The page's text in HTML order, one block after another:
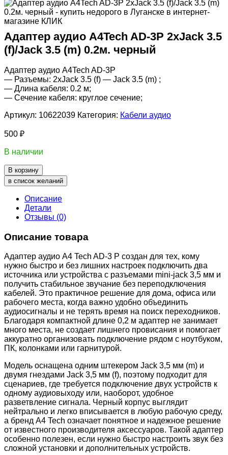
Адаптер аудио A4Tech AD-3P 2xJack 3.5
(f)/Jack 3.5 (m) 0.2м. черный
Адаптер аудио A4Tech AD-3P
— Разъемы: 2xJack 3.5 (f) — Jack 3.5 (m) ;
— Длина кабеля: 0.2 м;
— Сечение кабеля: круглое сечение;
Артикул: 10622039 Категория: Кабели аудио
500 ₽
В наличии
В корзину
в список желаний
Описание
Детали
Отзывы (0)
Описание товара
Адаптер аудио A4 Tech AD-3 P создан для тех, кому
нужно быстро и без лишних настроек подключить два
источника или устройства с разъемами mini-jack 3,5 мм и
получить стабильное звучание без переподключения
кабелей. Это практичное решение для дома, офиса или
рабочего места, когда важно удобно объединить
аудиосигналы и не терять время на поиск переходников.
Благодаря компактной длине 0,2 м адаптер не занимает
много места, не создает лишнего провисания и помогает
аккуратно организовать подключение рядом с ноутбуком,
ПК, колонками или гарнитурой.
Модель оснащена одним штекером Jack 3,5 мм (m) и
двумя гнездами Jack 3,5 мм (f), поэтому подходит для
сценариев, где требуется подключение двух устройств к
одному аудиовыходу или, наоборот, удобное
разветвление сигнала. Черный корпус выглядит
нейтрально и легко вписывается в любую рабочую среду,
а бренд A4 Tech означает понятное и надежное решение
от известного производителя аксессуаров. Такой адаптер
особенно полезен, если нужно быстро настроить звук без
сложной установки и дополнительных устройств.